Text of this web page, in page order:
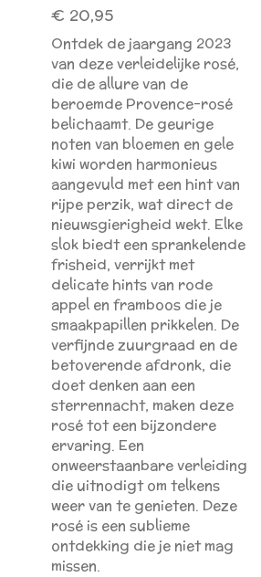
€ 20,95
Ontdek de jaargang 2023
van deze verleidelijke rosé,
die de allure van de
beroemde Provence-rosé
belichaamt. De geurige
noten van bloemen en gele
kiwi worden harmonieus
aangevuld met een hint van
rijpe perzik, wat direct de
nieuwsgierigheid wekt. Elke
slok biedt een sprankelende
frisheid, verrijkt met
delicate hints van rode
appel en framboos die je
smaakpapillen prikkelen. De
verfijnde zuurgraad en de
betoverende afdronk, die
doet denken aan een
sterrennacht, maken deze
rosé tot een bijzondere
ervaring. Een
onweerstaanbare verleiding
die uitnodigt om telkens
weer van te genieten. Deze
rosé is een sublieme
ontdekking die je niet mag
missen.